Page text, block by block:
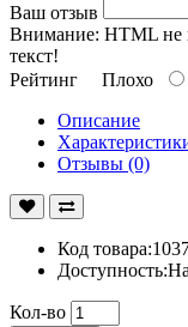
Ваш отзыв
Внимание: HTML не
текст!
Рейтинг Плохо
Описание
Отзывы (0)
Код
Кол-во